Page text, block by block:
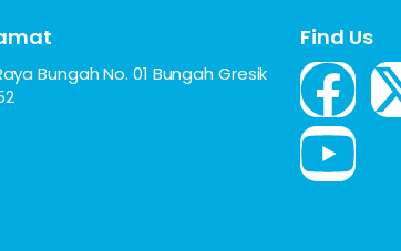
Bungah No. 01 Bungah Gresik
Find Us